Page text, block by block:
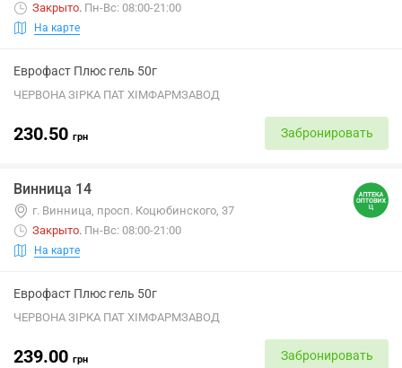
Закрыто. Пн-Вс: 08:00-21:00
На карте
Еврофаст Плюс гель 50г
ЧЕРВОНА ЗІРКА ПАТ ХІМФАРМЗАВОД
230.50 грн Забронировать
Винница 14
г. Винница, просп. Коцюбинского, 37
Закрыто. Пн-Вс: 08:00-21:00
На карте
Еврофаст Плюс гель 50г
ЧЕРВОНА ЗІРКА ПАТ ХІМФАРМЗАВОД
239.00 грн Забронировать